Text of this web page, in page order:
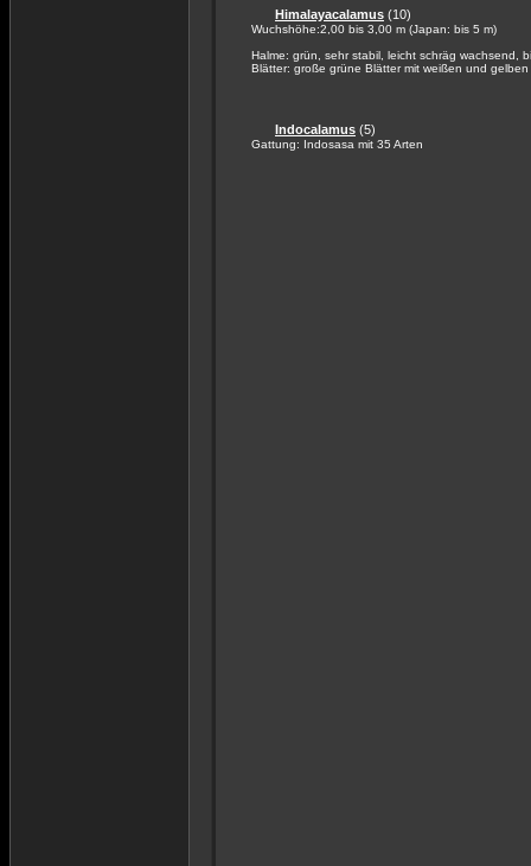
Himalayacalamus (10)
Wuchshöhe:2,00 bis 3,00 m (Japan: bis 5 m)
Halme: grün, sehr stabil, leicht schräg wachsend,
Blätter: große grüne Blätter mit weißen und gelben
Indocalamus (5)
Gattung: Indosasa mit 35 Arten